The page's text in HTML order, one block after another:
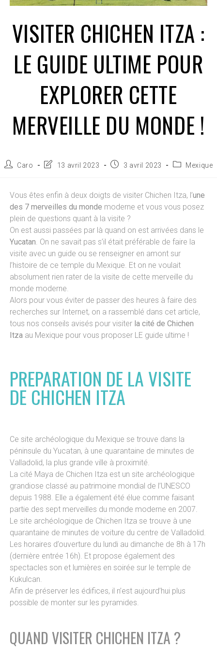
VISITER CHICHEN ITZA :
LE GUIDE ULTIME POUR
EXPLORER CETTE
MERVEILLE DU MONDE !
Auteur/autrice
publication :
Caro
Dernière13 avril 2023
Publication
3 avril 2023
PostMexique
Vous êtes enfin à deux doigts de visiter Chichen Itza, l’une
des 7 merveilles du monde moderne et vous vous posez
plein de questions quant à la visite ?
On est aussi passées par là quand on est arrivées dans le
Yucatan. On ne savait pas s’il était préférable de faire la
visite avec un guide ou se renseigner en amont sur
l’histoire de ce temple du Mexique. Et on ne voulait
absolument rien rater de la visite de cette merveille du
monde moderne.
Alors pour vous éviter de passer des heures à faire des
recherches sur Internet, on a rassemblé dans cet article,
tous nos conseils avisés pour visiter la cité de Chichen
Itza au Mexique pour vous proposer LE guide ultime !
PREPARATION DE LA VISITE
DE CHICHEN ITZA
Ce site archéologique du Mexique se trouve dans la
péninsule du Yucatan, à une quarantaine de minutes de
Valladolid, la plus grande ville à proximité.
La cité Maya de Chichen Itza est un site archéologique
grandiose classé au patrimoine mondial de l’UNESCO
depuis 1988. Elle a également été élue comme faisant
partie des sept merveilles du monde moderne en 2007.
Le site archéologique de Chichen Itza se trouve à une
quarantaine de minutes de voiture du centre de Valladolid.
Les horaires d’ouverture du lundi au dimanche de 8h à 17h
(dernière entrée 16h). Et propose également des
spectacles son et lumières en soirée sur le temple de
Kukulcan.
Afin de préserver les édifices, il n’est aujourd’hui plus
possible de monter sur les pyramides.
QUAND VISITER CHICHEN ITZA ?